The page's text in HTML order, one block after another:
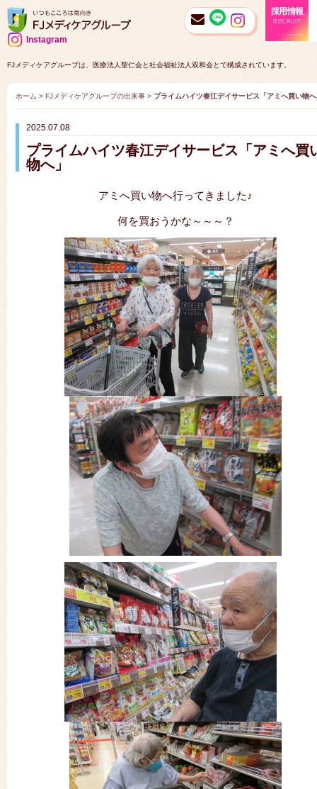
Instagram
FJメディケアグループは、医療法人聖仁会と社会福祉法人双和会とで構成されています。
採用情報
RECRUIT
ホーム > FJメディケアグループの出来事 > プライムハイツ春江デイサービス「アミへ買い物
2025.07.08
プライムハイツ春江デイサービス「アミへ買
物へ」
アミへ買い物へ行ってきました♪
何を買おうかな～～～？